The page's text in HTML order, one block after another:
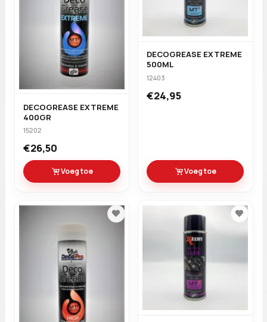
DECOGREASE EXTREME
400GR
15202
€26,50
Voeg toe
DECOGREASE EXTREME
500ML
12403
€24,95
Voeg toe